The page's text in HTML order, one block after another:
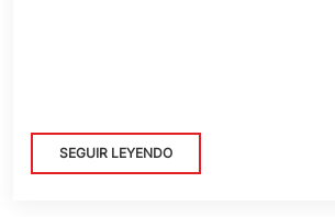
SEGUIR LEYENDO